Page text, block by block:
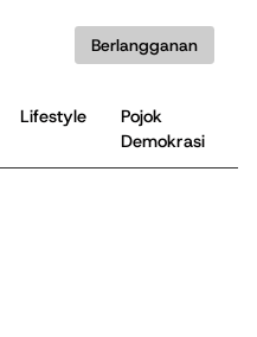
Berlangganan
Lifestyle
Pojok
Demokrasi